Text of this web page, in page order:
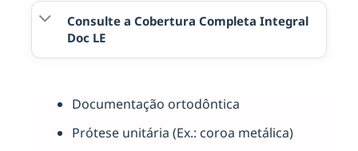
Consulte a Cobertura Completa Integral
Doc LE
Documentação ortodôntica
Prótese unitária (Ex.: coroa metálica)